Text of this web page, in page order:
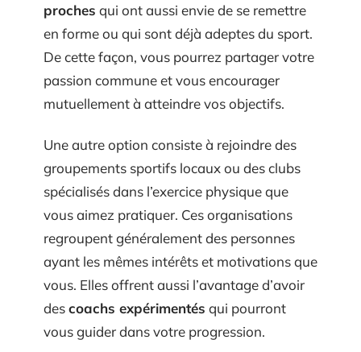
proches qui ont aussi envie de se remettre
en forme ou qui sont déjà adeptes du sport.
De cette façon, vous pourrez partager votre
passion commune et vous encourager
mutuellement à atteindre vos objectifs.
Une autre option consiste à rejoindre des
groupements sportifs locaux ou des clubs
spécialisés dans l’exercice physique que
vous aimez pratiquer. Ces organisations
regroupent généralement des personnes
ayant les mêmes intérêts et motivations que
vous. Elles offrent aussi l’avantage d’avoir
descoachs expérimentés qui pourront
vous guider dans votre progression.